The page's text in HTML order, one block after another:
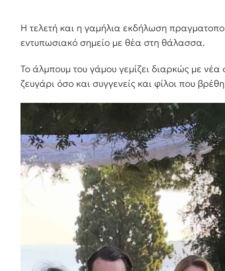
Η τελετή και η γαμήλια εκδήλωση
εντυπωσιακό σημείο με θέα στη θάλασσα.
Το άλμπουμ του γάμου γεμίζει διαρκώς με νέα
ζευγάρι όσο και συγγενείς και φίλοι που